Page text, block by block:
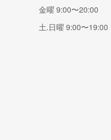
金曜 9:00〜20:00
土.日曜 9:00〜19:00